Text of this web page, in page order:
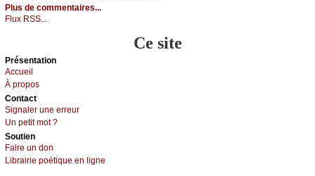
Plus de commentaires...
Flux RSS...
Ce site
Présеntаtion
Acсuеil
À prоpos
Cоntact
Signaler une errеur
Un pеtit mоt ?
Sоutien
Fаirе un dоn
Librairiе pоétique en lignе